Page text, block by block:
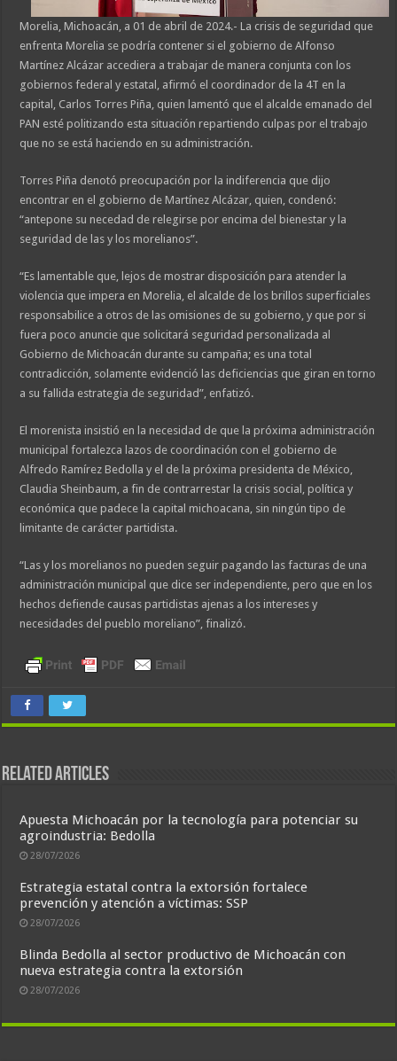
Morelia, Michoacán, a 01 de abril de 2024.- La crisis de seguridad que
enfrenta Morelia se podría contener si el gobierno de Alfonso
Martínez Alcázar accediera a trabajar de manera conjunta con los
gobiernos federal y estatal, afirmó el coordinador de la 4T en la
capital, Carlos Torres Piña, quien lamentó que el alcalde emanado del
PAN esté politizando esta situación repartiendo culpas por el trabajo
que no se está haciendo en su administración.
Torres Piña denotó preocupación por la indiferencia que dijo
encontrar en el gobierno de Martínez Alcázar, quien, condenó:
“antepone su necedad de relegirse por encima del bienestar y la
seguridad de las y los morelianos”.
“Es lamentable que, lejos de mostrar disposición para atender la
violencia que impera en Morelia, el alcalde de los brillos superficiales
responsabilice a otros de las omisiones de su gobierno, y que por si
fuera poco anuncie que solicitará seguridad personalizada al
Gobierno de Michoacán durante su campaña; es una total
contradicción, solamente evidenció las deficiencias que giran en torno
a su fallida estrategia de seguridad”, enfatizó.
El morenista insistió en la necesidad de que la próxima administración
municipal fortalezca lazos de coordinación con el gobierno de
Alfredo Ramírez Bedolla y el de la próxima presidenta de México,
Claudia Sheinbaum, a fin de contrarrestar la crisis social, política y
económica que padece la capital michoacana, sin ningún tipo de
limitante de carácter partidista.
“Las y los morelianos no pueden seguir pagando las facturas de una
administración municipal que dice ser independiente, pero que en los
hechos defiende causas partidistas ajenas a los intereses y
necesidades del pueblo moreliano”, finalizó.
Related Articles
Apuesta Michoacán por la tecnología para potenciar su
agroindustria: Bedolla
28/07/2026
Estrategia estatal contra la extorsión fortalece
prevención y atención a víctimas: SSP
28/07/2026
Blinda Bedolla al sector productivo de Michoacán con
nueva estrategia contra la extorsión
28/07/2026